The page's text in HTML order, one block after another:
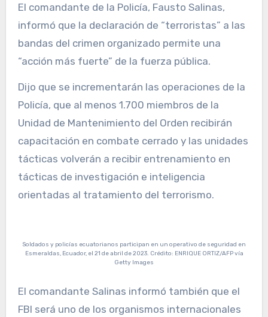
El comandante de la Policía, Fausto Salinas,
informó que la declaración de “terroristas” a las
bandas del crimen organizado permite una
“acción más fuerte” de la fuerza pública.
Dijo que se incrementarán las operaciones de la
Policía, que al menos 1.700 miembros de la
Unidad de Mantenimiento del Orden recibirán
capacitación en combate cerrado y las unidades
tácticas volverán a recibir entrenamiento en
tácticas de investigación e inteligencia
orientadas al tratamiento del terrorismo.
Soldados y policías ecuatorianos participan en un operativo de seguridad en
Esmeraldas, Ecuador, el 21 de abril de 2023. Crédito: ENRIQUE ORTIZ/AFP vía
Getty Images
El comandante Salinas informó también que el
FBI será uno de los organismos internacionales